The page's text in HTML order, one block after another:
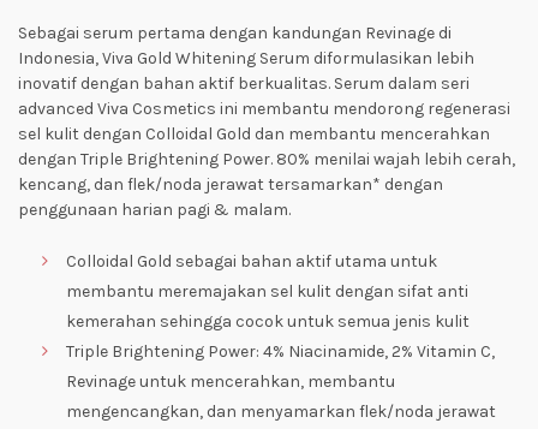
Sebagai serum pertama dengan kandungan Revinage di
Indonesia, Viva Gold Whitening Serum diformulasikan lebih
inovatif dengan bahan aktif berkualitas. Serum dalam seri
advanced Viva Cosmetics ini membantu mendorong regenerasi
sel kulit dengan Colloidal Gold dan membantu mencerahkan
dengan Triple Brightening Power. 80% menilai wajah lebih cerah,
kencang, dan flek/noda jerawat tersamarkan* dengan
penggunaan harian pagi & malam.
Colloidal Gold sebagai bahan aktif utama untuk
membantu meremajakan sel kulit dengan sifat anti
kemerahan sehingga cocok untuk semua jenis kulit
Triple Brightening Power: 4% Niacinamide, 2% Vitamin C,
Revinage untuk mencerahkan, membantu
mengencangkan, dan menyamarkan flek/noda jerawat